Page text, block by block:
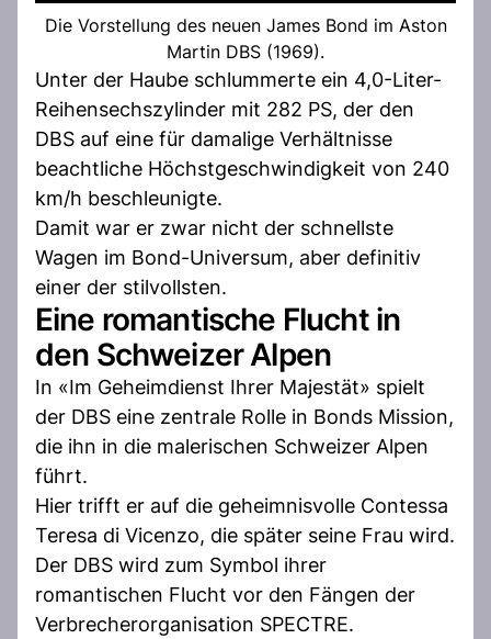
Die Vorstellung des neuen James Bond im Aston
Martin DBS (1969).
Unter der Haube schlummerte ein 4,0-Liter-
Reihensechszylinder mit 282 PS, der den
DBS auf eine für damalige Verhältnisse
beachtliche Höchstgeschwindigkeit von 240
km/h beschleunigte.
Damit war er zwar nicht der schnellste
Wagen im Bond-Universum, aber definitiv
einer der stilvollsten.
Eine romantische Flucht in
den Schweizer Alpen
In «Im Geheimdienst Ihrer Majestät» spielt
der DBS eine zentrale Rolle in Bonds Mission,
die ihn in die malerischen Schweizer Alpen
führt.
Hier trifft er auf die geheimnisvolle Contessa
Teresa di Vicenzo, die später seine Frau wird.
Der DBS wird zum Symbol ihrer
romantischen Flucht vor den Fängen der
Verbrecherorganisation SPECTRE.